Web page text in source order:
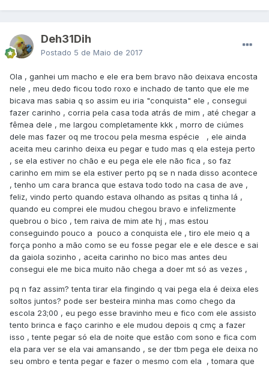
Deh31Dih
Postado 5 de Maio de 2017
Ola , ganhei um macho e ele era bem bravo não deixava encosta
nele , meu dedo ficou todo roxo e inchado de tanto que ele me
bicava mas sabia q so assim eu iria "conquista" ele , consegui
fazer carinho , corria pela casa toda atrás de mim , até chegar a
fêmea dele , me largou completamente kkk , morro de ciúmes
dele mas fazer oq me trocou pela mesma espécie , ele ainda
aceita meu carinho deixa eu pegar e tudo mas q ela esteja perto
, se ela estiver no chão e eu pega ele ele não fica , so faz
carinho em mim se ela estiver perto pq se n nada disso acontece
, tenho um cara branca que estava todo todo na casa de ave ,
feliz, vindo perto quando estava olhando as psitas q tinha lá ,
quando eu comprei ele mudou chegou bravo e infelizmente
quebrou o bico , tem raiva de mim ate hj , mas estou
conseguindo pouco a pouco a conquista ele , tiro ele meio q a
força ponho a mão como se eu fosse pegar ele e ele desce e sai
da gaiola sozinho , aceita carinho no bico mas antes deu
consegui ele me bica muito não chega a doer mt só as vezes ,
pq n faz assim? tenta tirar ela fingindo q vai pega ela é deixa eles
soltos juntos? pode ser besteira minha mas como chego da
escola 23;00 , eu pego esse bravinho meu e fico com ele assisto
tento brinca e faço carinho e ele mudou depois q cmç a fazer
isso , tente pegar só ela de noite que estão com sono e fica com
ela para ver se ela vai amansando , se der tbm pega ele deixa no
seu ombro e tenta pegar e fazer o mesmo com ela , tomara que